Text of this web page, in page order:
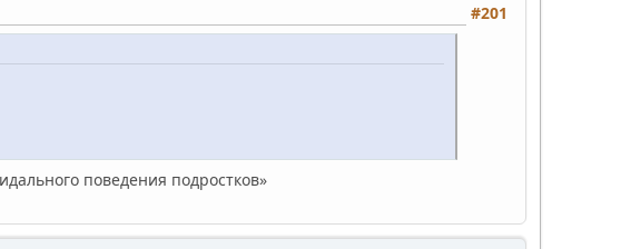
#201
поведения подростков»